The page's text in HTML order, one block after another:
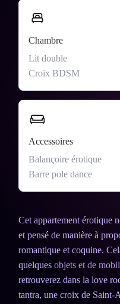
Chambre
Lit double
Croix BDSM
Accessoires
Balançoire érotique
Barre pole dance
Cet appartement érotique
et pensé de manière à
romantique et coquine.
quelquesobjets et de
retrouverez dans la love
tantra, une croix de Saint-